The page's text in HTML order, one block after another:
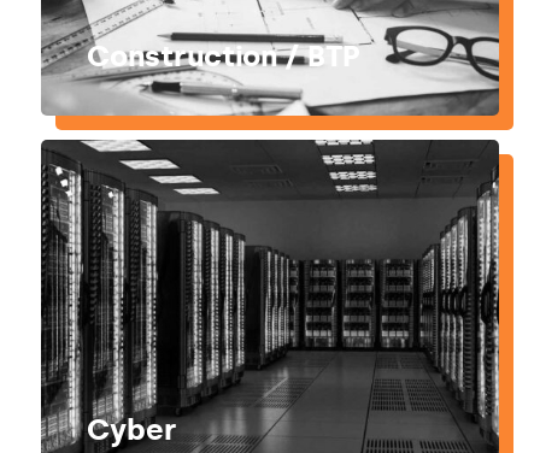
Construction / BTP
Cyber